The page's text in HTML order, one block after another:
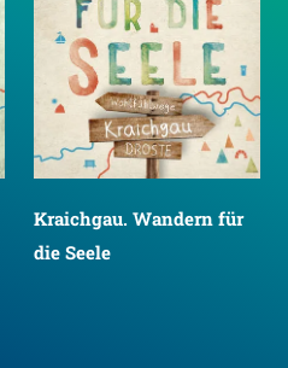
Kraichgau. Wandern für
die Seele